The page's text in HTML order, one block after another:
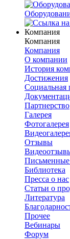
Компания
Компания
Компания
О компании
История
Достижения
Социальная
Партнерство
Галерея
Фотогалерея
Отзывы
Библиотека
Пресса о нас
Статьи о
Литература
Прочее
Вебинары
Форум